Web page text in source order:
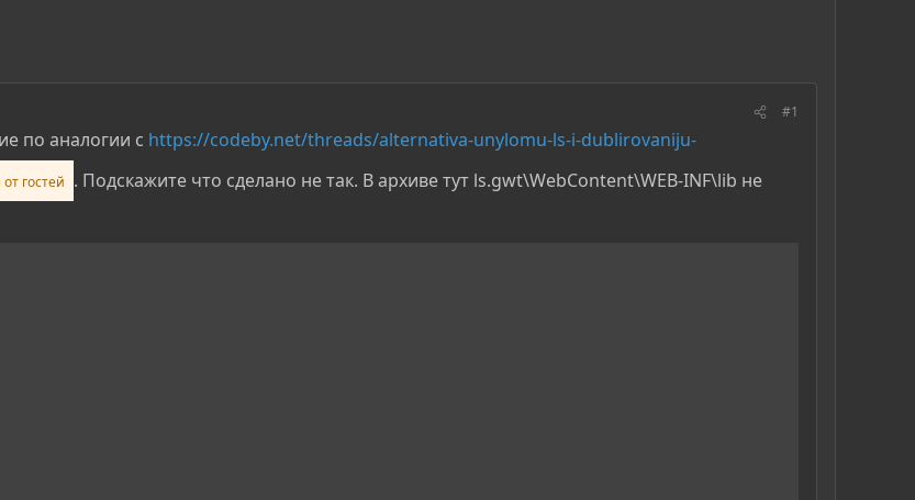
#1
по аналогии с https://codeby.net/threads/alternativa-unylomu-ls-i-dublirovaniju-
гостей . Подскажите что сделано не так. В архиве тут ls.gwt\WebContent\WEB-INF\lib не